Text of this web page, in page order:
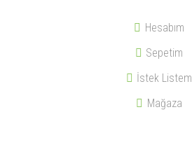
Hesabım
Sepetim
İstek Listem
Mağaza